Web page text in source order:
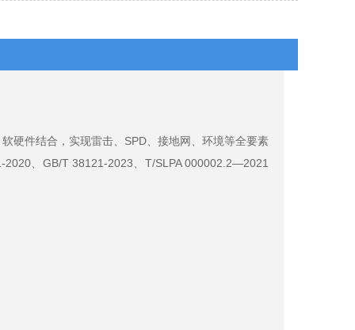
硬件结合，实现雷击、SPD、接地网、环境等全要素
、GB/T 38121-2023、T/SLPA 000002.2—2021